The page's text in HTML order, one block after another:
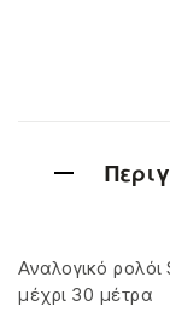
Αναλογικό
μέχρι 30 μέτρα